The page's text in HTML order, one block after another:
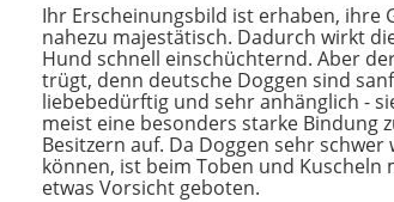
Ihr Erscheinungsbild ist erhaben, ihre
nahezu majestätisch. Dadurch wirkt
Hund schnell einschüchternd. Aber
trügt, denn deutsche Doggen sind
liebebedürftig und sehr anhänglich -
meist eine besonders starke Bindung
Besitzern auf. Da Doggen sehr schwer
können, ist beim Toben und Kuscheln
etwas Vorsicht geboten.